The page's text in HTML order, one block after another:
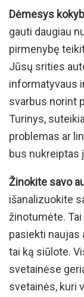
Dėmesys
gauti daugiau
pirmenybę
Jūsų srities
informatyvaus
svarbus norint
Turinys,
problemas ar
bus nukreiptas
Žinokite savo
išanalizuokite
žinotumėte.
pasiekti naujas
tai ką siūlote.
svetainėse
svetainės, kuri